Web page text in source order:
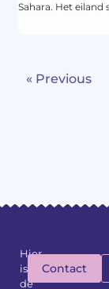
Sahara. Het
« Previous
Hier
is
de
Contact